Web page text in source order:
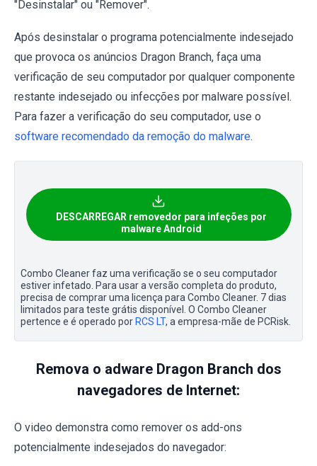
"Desinstalar" ou "Remover".
Após desinstalar o programa potencialmente indesejado
que provoca os anúncios Dragon Branch, faça uma
verificação de seu computador por qualquer componente
restante indesejado ou infecções por malware possível.
Para fazer a verificação do seu computador, use o
software recomendado da remoção do malware.
DESCARREGAR removedor para infeções por
malware Android
Combo Cleaner faz uma verificação se o seu computador
estiver infetado. Para usar a versão completa do produto,
precisa de comprar uma licença para Combo Cleaner. 7 dias
limitados para teste grátis disponível. O Combo Cleaner
pertence e é operado por RCS LT, a empresa-mãe de PCRisk.
Remova o adware Dragon Branch dos
navegadores de Internet:
O video demonstra como remover os add-ons
potencialmente indesejados do navegador: